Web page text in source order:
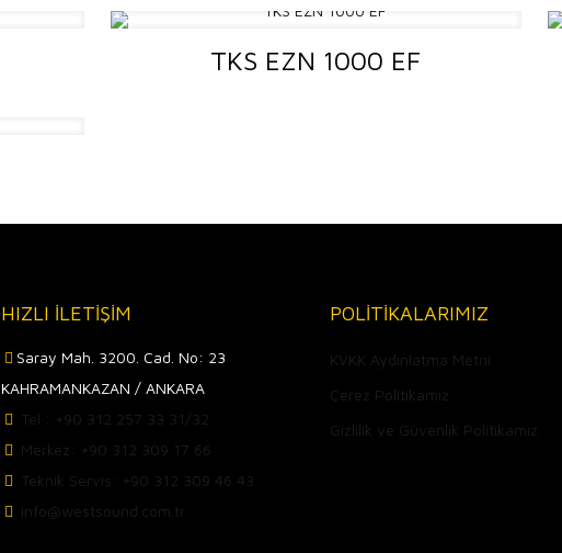
TKS EZN 1000 EF
HIZLI İLETİŞİM
Saray Mah. 3200. Cad. No: 23
KAHRAMANKAZAN / ANKARA
Tel : +90 312 257 33 31/32
Merkez: +90 312 309 17 66
Teknik Servis: +90 312 309 46 43
info@westsound.com.tr
POLİTİKALARIMIZ
KVKK Aydınlatma Metni
Çerez Politikamız
Gizlilik ve Güvenlik Politikamız